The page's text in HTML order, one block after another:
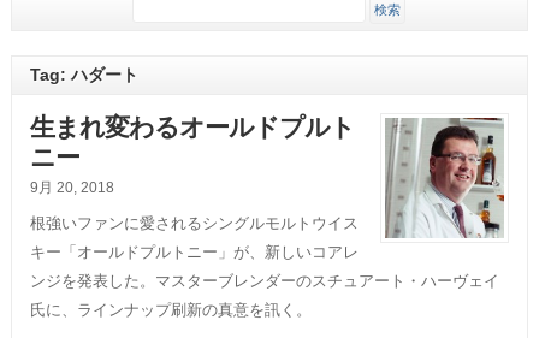
Tag: ハダート
生まれ変わるオールドプルト
ニー
9月 20, 2018
根強いファンに愛されるシングルモルトウイス
キー「オールドプルトニー」が、新しいコアレ
ンジを発表した。マスターブレンダーのスチュアート・ハーヴェイ
氏に、ラインナップ刷新の真意を訊く。